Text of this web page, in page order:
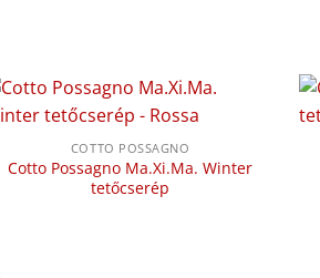
COTTO POSSAGNO
Cotto Possagno Ma.Xi.Ma. Winter
tetőcserép